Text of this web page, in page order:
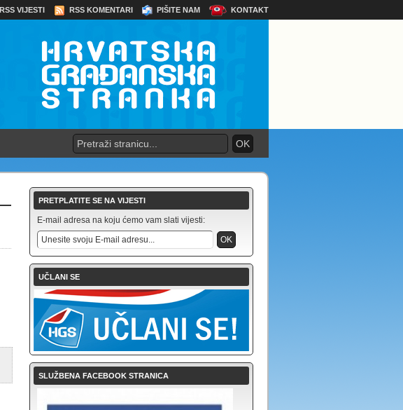
RSS VIJESTI RSS KOMENTARI PIŠITE NAM KONTAKT
PRETPLATITE SE NA VIJESTI
E-mail adresa na koju ćemo vam slati vijesti:
UČLANI SE
SLUŽBENA FACEBOOK STRANICA